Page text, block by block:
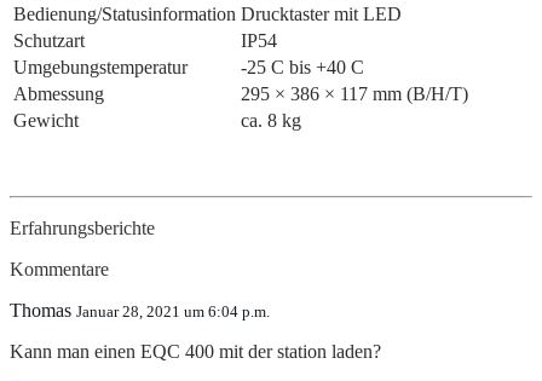
Bedienung/Statusinformation Drucktaster mit LED
Schutzart
IP54
Umgebungstemperatur
-25 C bis +40 C
Abmessung
295 × 386 × 117 mm (B/H/T)
Gewicht
ca. 8 kg
Erfahrungsberichte
Kommentare
Thomas Januar 28, 2021 um 6:04 p.m.
Kann man einen EQC 400 mit der station laden?